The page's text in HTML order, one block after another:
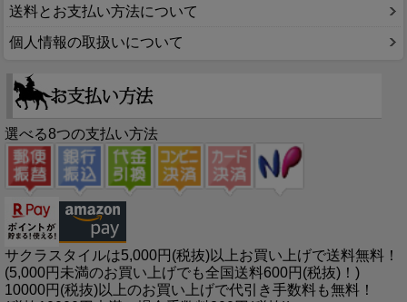
送料とお支払い方法について
個人情報の取扱いについて
選べる8つの支払い方法
サクラスタイルは5,000円(税抜)以上お買い上げで送料無料！
(5,000円未満のお買い上げでも全国送料600円(税抜)！)
10000円(税抜)以上のお買い上げで代引き手数料も無料！